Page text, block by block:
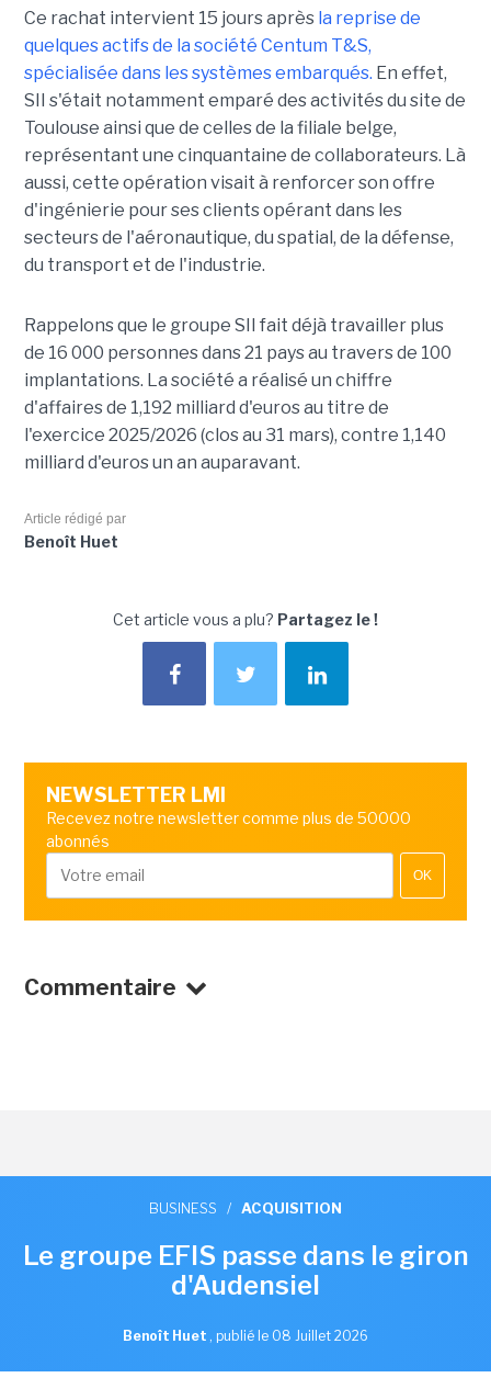
Ce rachat intervient 15 jours après la reprise de
quelques actifs de la société Centum T&S,
spécialisée dans les systèmes embarqués. En effet,
SII s'était notamment emparé des activités du site de
Toulouse ainsi que de celles de la filiale belge,
représentant une cinquantaine de collaborateurs. Là
aussi, cette opération visait à renforcer son offre
d'ingénierie pour ses clients opérant dans les
secteurs de l'aéronautique, du spatial, de la défense,
du transport et de l'industrie.
Rappelons que le groupe SII fait déjà travailler plus
de 16 000 personnes dans 21 pays au travers de 100
implantations. La société a réalisé un chiffre
d'affaires de 1,192 milliard d'euros au titre de
l'exercice 2025/2026 (clos au 31 mars), contre 1,140
milliard d'euros un an auparavant.
Article rédigé par
Benoît Huet
Cet article vous a plu? Partagez le !
NEWSLETTER LMI
Recevez notre newsletter comme plus de 50000
abonnés
OK
Commentaire
BUSINESS / ACQUISITION
Le groupe EFIS passe dans le giron
d'Audensiel
Benoît Huet , publié le 08 Juillet 2026